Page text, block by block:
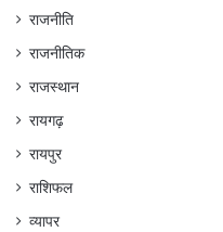
राजनीति
राजनीतिक
राजस्थान
रायगढ़
रायपुर
राशिफल
व्यापर